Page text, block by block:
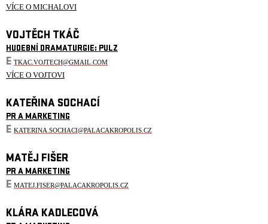
VÍCE O MICHALOVI
VOJTĚCH TKÁČ
HUDEBNÍ DRAMATURGIE: PULZ
E TKAC.VOJTECH@GMAIL.COM
VÍCE O VOJTOVI
KATEŘINA SOCHACÍ
PR A MARKETING
E KATERINA.SOCHACI@PALACAKROPOLIS.CZ
MATĚJ FIŠER
PR A MARKETING
E MATEJ.FISER@PALACAKROPOLIS.CZ
KLÁRA KADLECOVÁ